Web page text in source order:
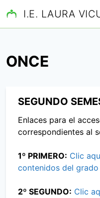
l
I.E. LAURA
ONCE
SEGUNDO
Enlaces para el
correspondientes al
1º PRIMERO: Clic
contenidos del grado
2º SEGUNDO: Clic